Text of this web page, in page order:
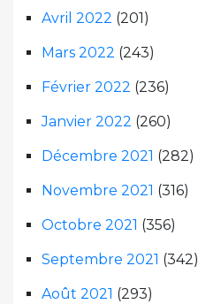
Avril 2022 (201)
Mars 2022 (243)
Février 2022 (236)
Janvier 2022 (260)
Décembre 2021 (282)
Novembre 2021 (316)
Octobre 2021 (356)
Septembre 2021 (342)
Août 2021 (293)